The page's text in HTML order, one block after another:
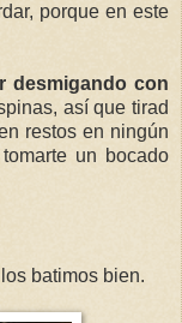
porque en este
desmigando con
así que tirad
restos en ningún
un bocado
batimos bien.